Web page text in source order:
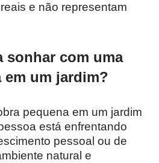
e não representam
sonhar com uma
em um jardim?
pequena em um jardim
está enfrentando
pessoal ou de
natural e